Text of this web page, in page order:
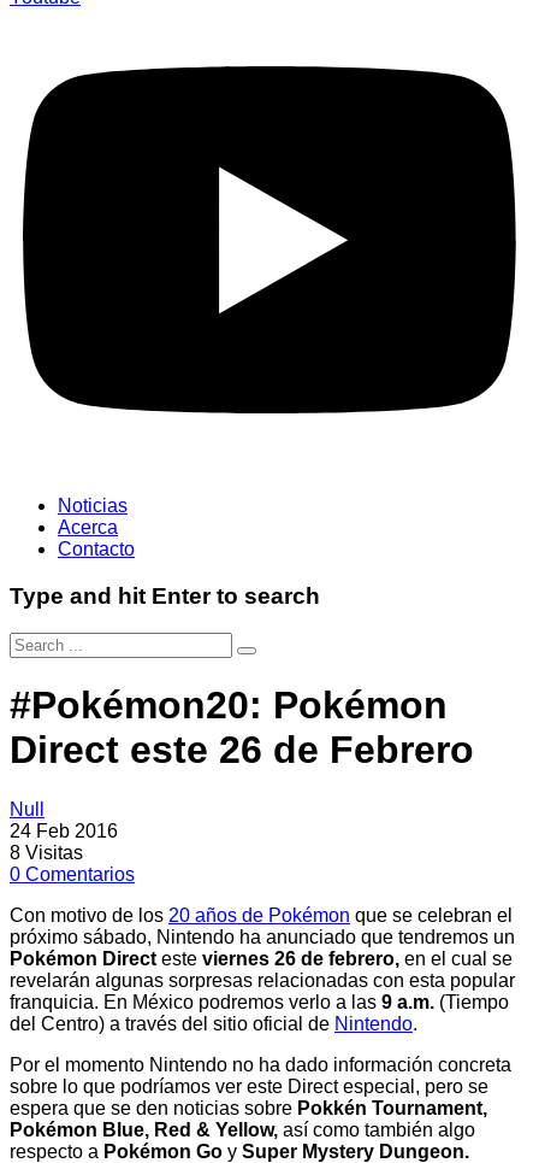
Noticias
Acerca
Contacto
Type and hit Enter to search
#Pokémon20: Pokémon
Direct este 26 de Febrero
Null
24 Feb 2016
8 Visitas
0 Comentarios
Con motivo de los 20 años de Pokémon que se celebran el
próximo sábado, Nintendo ha anunciado que tendremos un
Pokémon Direct este viernes 26 de febrero, en el cual se
revelarán algunas sorpresas relacionadas con esta popular
franquicia. En México podremos verlo a las 9 a.m. (Tiempo
del Centro) a través del sitio oficial de Nintendo.
Por el momento Nintendo no ha dado información concreta
sobre lo que podríamos ver este Direct especial, pero se
espera que se den noticias sobre Pokkén Tournament,
Pokémon Blue, Red & Yellow, así como también algo
respecto a Pokémon Go y Super Mystery Dungeon.